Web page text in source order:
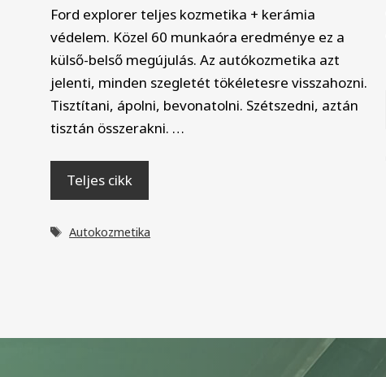
Ford explorer teljes kozmetika + kerámia
védelem. Közel 60 munkaóra eredménye ez a
külső-belső megújulás. Az autókozmetika azt
jelenti, minden szegletét tökéletesre visszahozni.
Tisztítani, ápolni, bevonatolni. Szétszedni, aztán
tisztán összerakni. …
Teljes cikk
Címkék
Autokozmetika